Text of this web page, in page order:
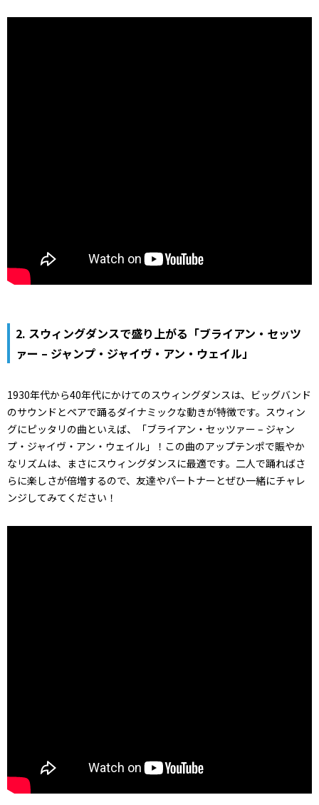
2. スウィングダンスで盛り上がる「ブライアン・セッツ
ァー – ジャンプ・ジャイヴ・アン・ウェイル」
1930年代から40年代にかけてのスウィングダンスは、ビッグバンド
のサウンドとペアで踊るダイナミックな動きが特徴です。スウィン
グにピッタリの曲といえば、「ブライアン・セッツァー – ジャン
プ・ジャイヴ・アン・ウェイル」！この曲のアップテンポで賑やか
なリズムは、まさにスウィングダンスに最適です。二人で踊ればさ
らに楽しさが倍増するので、友達やパートナーとぜひ一緒にチャレ
ンジしてみてください！